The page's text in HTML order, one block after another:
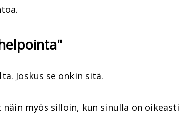
Joskus se onkin sitä.
myös silloin, kun sinulla on oikeasti